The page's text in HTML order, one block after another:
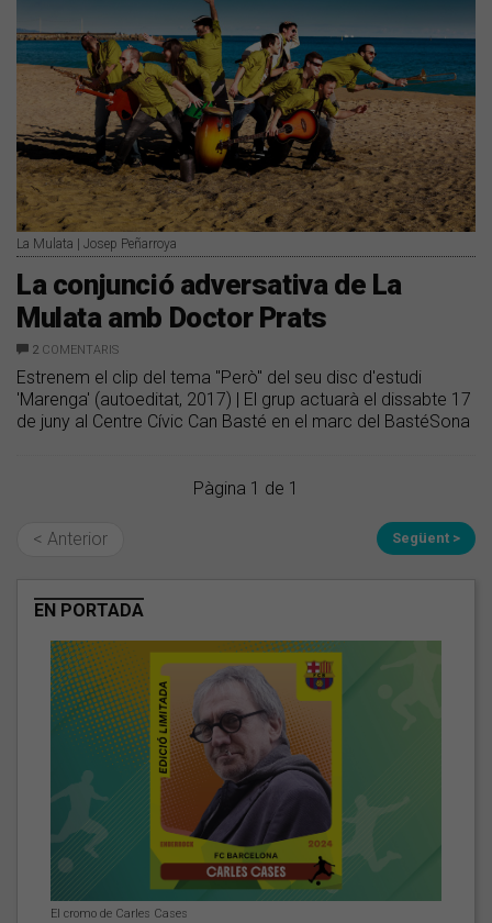
La Mulata | Josep Peñarroya
La conjunció adversativa de La
Mulata amb Doctor Prats
2 COMENTARIS
Estrenem el clip del tema "Però" del seu disc d'estudi
'Marenga' (autoeditat, 2017) | El grup actuarà el dissabte 17
de juny al Centre Cívic Can Basté en el marc del BastéSona
Pàgina 1 de 1
< Anterior Següent >
EN PORTADA
El cromo de Carles Cases